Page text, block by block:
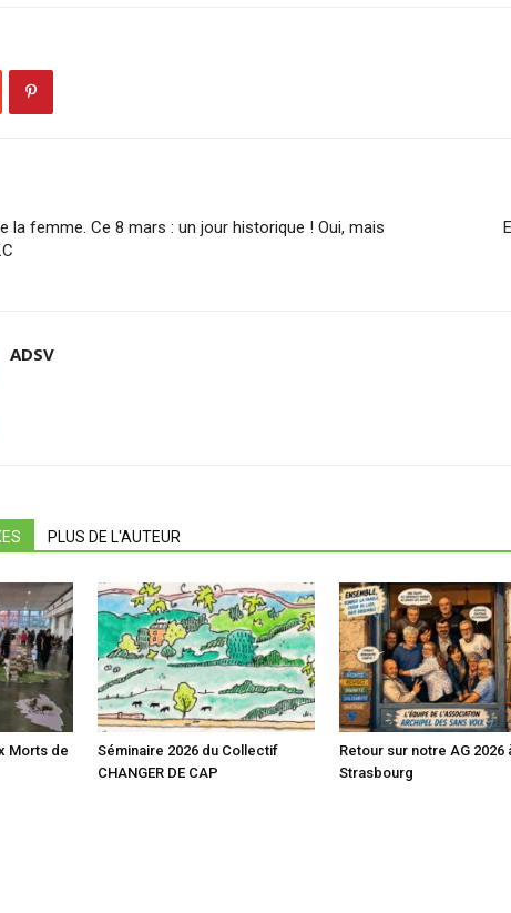
la femme. Ce 8 mars : un jour historique ! Oui, mais
ADSV
PLUS DE L'AUTEUR
Morts de
Séminaire 2026 du Collectif
CHANGER DE CAP
Retour sur notre AG 2026
Strasbourg